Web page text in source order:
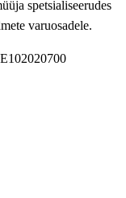
spetsialiseerudes
varuosadele.